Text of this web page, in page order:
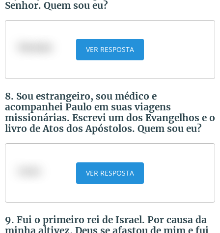
Senhor. Quem sou eu?
VER RESPOSTA
8. Sou estrangeiro, sou médico e
acompanhei Paulo em suas viagens
missionárias. Escrevi um dos Evangelhos e o
livro de Atos dos Apóstolos. Quem sou eu?
VER RESPOSTA
9. Fui o primeiro rei de Israel. Por causa da